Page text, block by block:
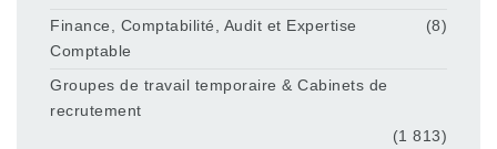
Finance, Comptabilité, Audit et Expertise
Comptable
(8)
Groupes de travail temporaire & Cabinets de
recrutement
(1 813)